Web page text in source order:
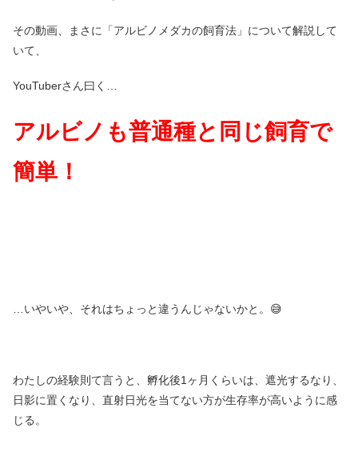
その動画、まさに「アルビノメダカの飼育法」について解説して
いて、
YouTuberさん曰く…
アルビノも普通種と同じ飼育で
簡単！
…いやいや、それはちょっと違うんじゃないかと。😅
わたしの経験則て言うと、孵化後1ヶ月くらいは、遮光するなり、
日影に置くなり、直射日光を当てない方が生存率が高いように感
じる。